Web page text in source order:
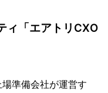
ィ「エアトリCXO
準備会社が運営す